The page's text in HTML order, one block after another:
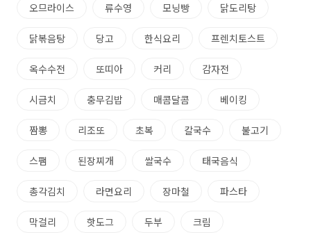
오므라이스 류수영 모닝빵 닭도리탕
닭볶음탕 당고 한식요리 프렌치토스트
옥수수전 또띠아 커리 감자전
시금치 충무김밥 매콤달콤 베이킹
짬뽕 리조또 초복 칼국수 불고기
스팸 된장찌개 쌀국수 태국음식
총각김치 라면요리 장마철 파스타
막걸리 핫도그 두부 크림